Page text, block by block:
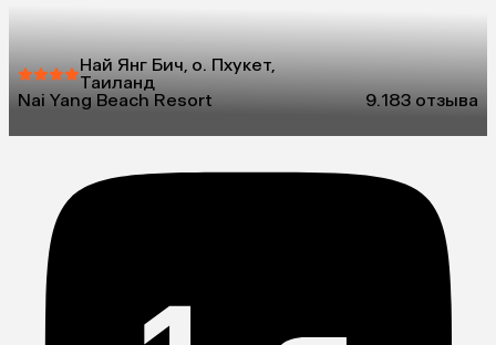
Най Янг Бич, о. Пхукет,
Таиланд
Nai Yang Beach Resort
9.183 отзыва